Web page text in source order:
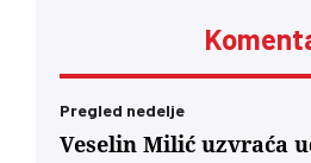
Pregled nedelje
Veselin Milić uzvraća